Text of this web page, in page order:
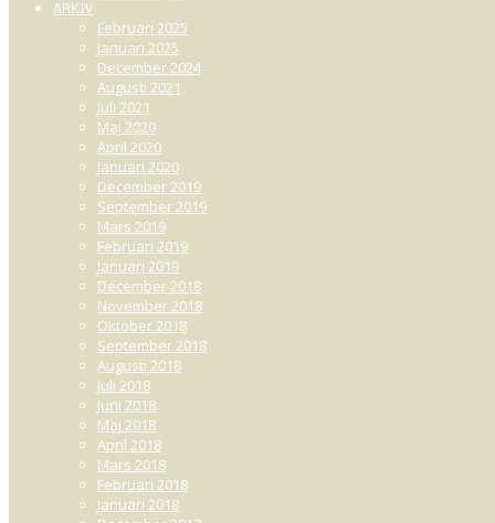
ARKIV
Februari 2025
Januari 2025
December 2024
Augusti 2021
Juli 2021
Maj 2020
April 2020
Januari 2020
December 2019
September 2019
Mars 2019
Februari 2019
Januari 2019
December 2018
November 2018
Oktober 2018
September 2018
Augusti 2018
Juli 2018
Juni 2018
Maj 2018
April 2018
Mars 2018
Februari 2018
Januari 2018